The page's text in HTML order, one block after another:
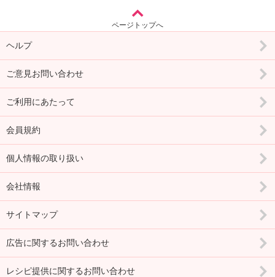
ページトップへ
ヘルプ
ご意見お問い合わせ
ご利用にあたって
会員規約
個人情報の取り扱い
会社情報
サイトマップ
広告に関するお問い合わせ
レシピ提供に関するお問い合わせ